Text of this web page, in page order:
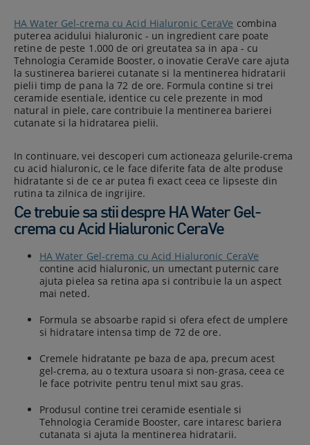
HA Water Gel-crema cu Acid Hialuronic CeraVe combina
puterea acidului hialuronic - un ingredient care poate
retine de peste 1.000 de ori greutatea sa in apa - cu
Tehnologia Ceramide Booster, o inovatie CeraVe care ajuta
la sustinerea barierei cutanate si la mentinerea hidratarii
pielii timp de pana la 72 de ore. Formula contine si trei
ceramide esentiale, identice cu cele prezente in mod
natural in piele, care contribuie la mentinerea barierei
cutanate si la hidratarea pielii.
In continuare, vei descoperi cum actioneaza gelurile-crema
cu acid hialuronic, ce le face diferite fata de alte produse
hidratante si de ce ar putea fi exact ceea ce lipseste din
rutina ta zilnica de ingrijire.
Ce trebuie sa stii despre HA Water Gel-
crema cu Acid Hialuronic​ CeraVe
HA Water Gel-crema cu Acid Hialuronic CeraVe
contine acid hialuronic, un umectant puternic care
ajuta pielea sa retina apa si contribuie la un aspect
mai neted.
Formula se absoarbe rapid si ofera efect de umplere
si hidratare intensa timp de 72 de ore.
Cremele hidratante pe baza de apa, precum acest
gel-crema, au o textura usoara si non-grasa, ceea ce
le face potrivite pentru tenul mixt sau gras.
Produsul contine trei ceramide esentiale si
Tehnologia Ceramide Booster, care intaresc bariera
cutanata si ajuta la mentinerea hidratarii.